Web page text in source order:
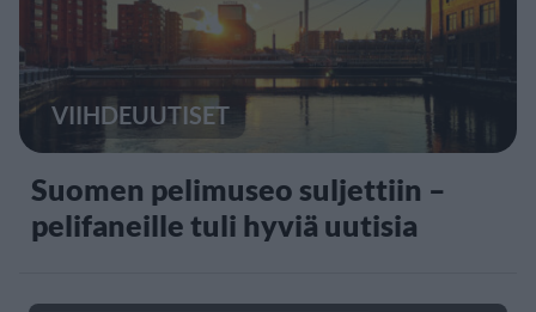
VIIHDEUUTISET
Suomen pelimuseo suljettiin –
pelifaneille tuli hyviä uutisia